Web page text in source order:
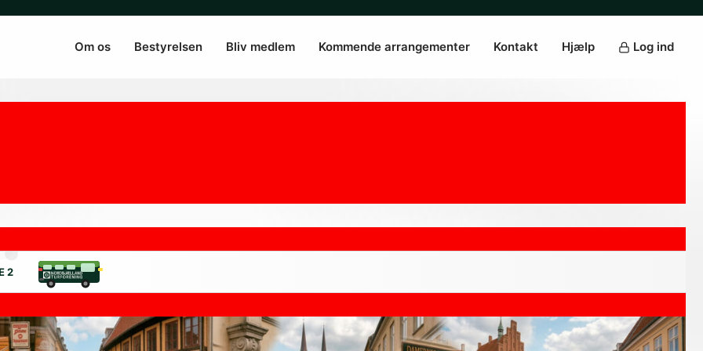
Om os Bestyrelsen Bliv medlem Kommende arrangementer Kontakt Hjælp Log ind
2